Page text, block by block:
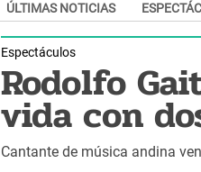
ÚLTIMAS NOTICIAS
Espectáculos
Rodolfo
vida con
Cantante de música andina